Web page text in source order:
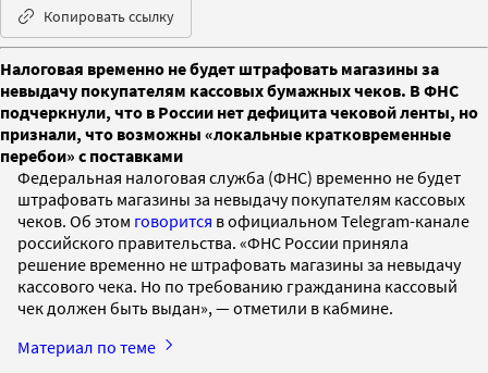
Копировать ссылку
Налоговая временно не будет штрафовать магазины за
невыдачу покупателям кассовых бумажных чеков. В ФНС
подчеркнули, что в России нет дефицита чековой ленты, но
признали, что возможны «локальные кратковременные
перебои» с поставками
Федеральная налоговая служба (ФНС) временно не будет
штрафовать магазины за невыдачу покупателям кассовых
чеков. Об этом говорится в официальном Telegram-канале
российского правительства. «ФНС России приняла
решение временно не штрафовать магазины за невыдачу
кассового чека. Но по требованию гражданина кассовый
чек должен быть выдан», — отметили в кабмине.
Материал по теме